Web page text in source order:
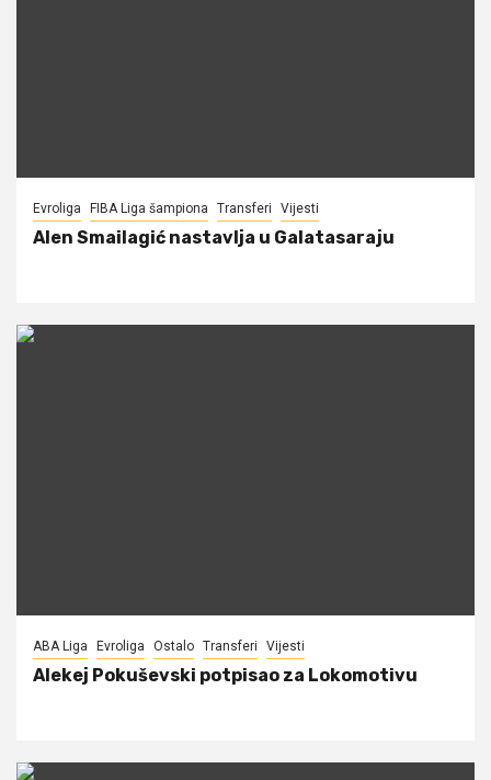
Evroliga FIBA Liga šampiona Transferi Vijesti
Alen Smailagić nastavlja u Galatasaraju
ABA Liga Evroliga Ostalo Transferi Vijesti
Alekej Pokuševski potpisao za Lokomotivu